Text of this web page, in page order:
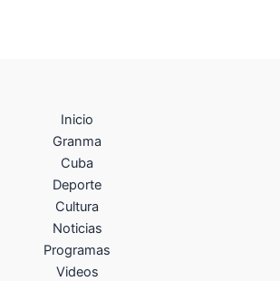
Inicio
Granma
Cuba
Deporte
Cultura
Noticias
Programas
Videos